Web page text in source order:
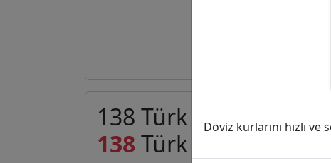
138 Türk Lirası (TL)
138 Türk Lirası
Döviz kurlarını hızlı